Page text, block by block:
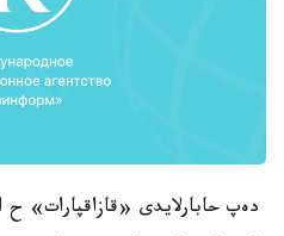
دەپ حابارلايدى «قازاقپارات»